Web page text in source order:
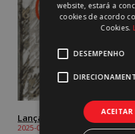
Lançamento dos Outlook
2025-04-30
website, estará a
cookies de acordo
Cookies.
DESEMPENHO